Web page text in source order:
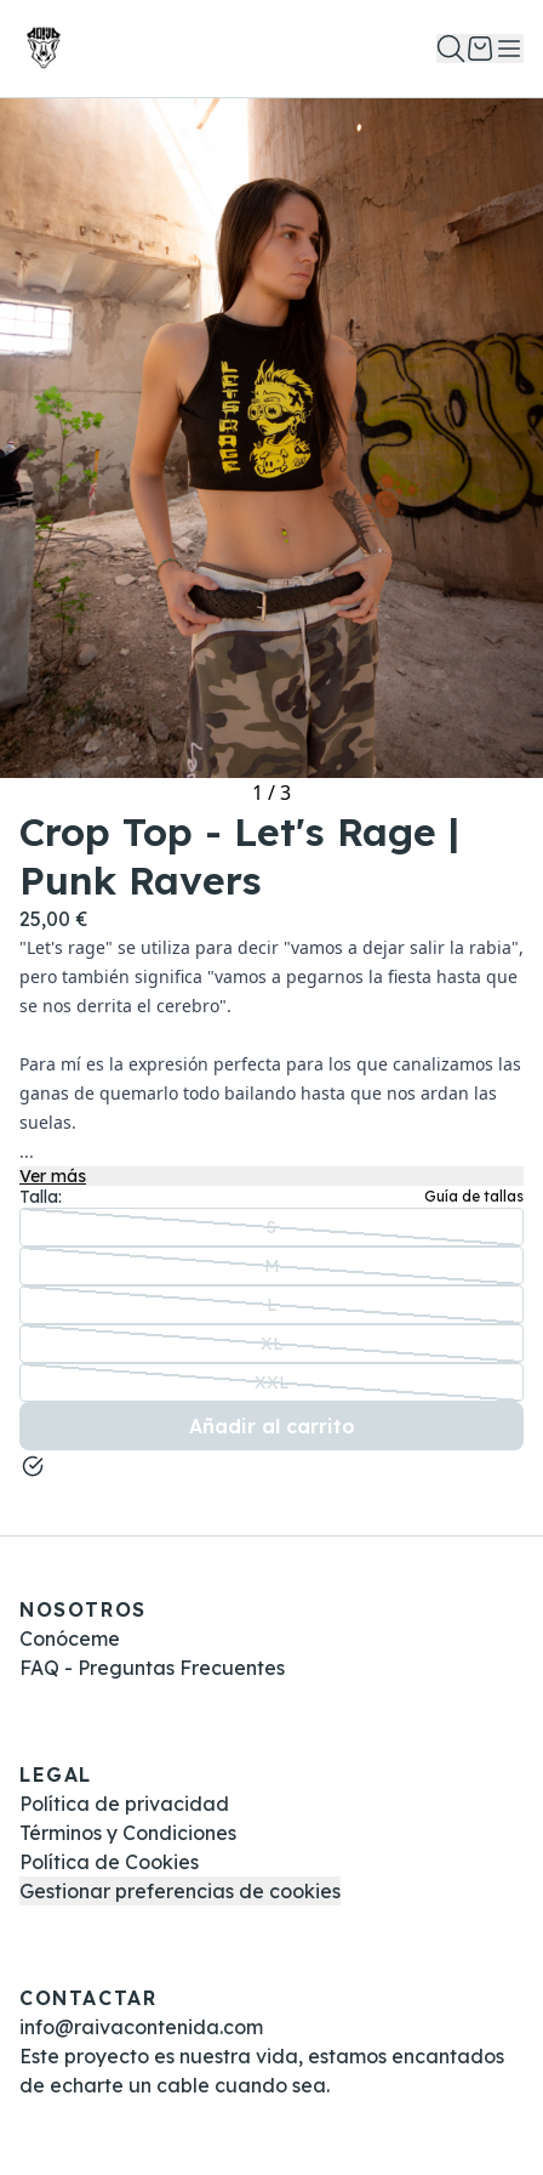
1 /3
Crop Top - Let's Rage |
Punk Ravers
25,00 €
"Let's rage" se utiliza para decir "vamos a dejar salir la rabia",
pero también significa "vamos a pegarnos la fiesta hasta que
se nos derrita el cerebro".
Para mí es la expresión perfecta para los que canalizamos las
ganas de quemarlo todo bailando hasta que nos ardan las
suelas.
...
Ver más
Talla:
Guía de tallas
S
M
L
XL
XXL
Añadir al carrito
NOSOTROS
Conóceme
FAQ - Preguntas Frecuentes
LEGAL
Política de privacidad
Términos y Condiciones
Política de Cookies
Gestionar preferencias de cookies
CONTACTAR
info@raivacontenida.com
Este proyecto es nuestra vida, estamos encantados
de echarte un cable cuando sea.